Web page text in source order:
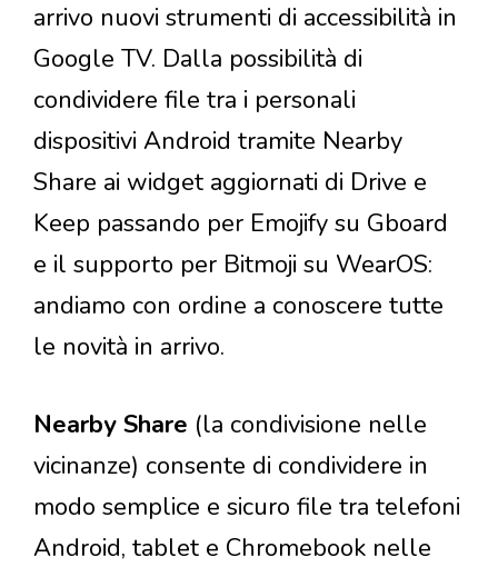
arrivo nuovi strumenti di accessibilità in
Google TV. Dalla possibilità di
condividere file tra i personali
dispositivi Android tramite Nearby
Share ai widget aggiornati di Drive e
Keep passando per Emojify su Gboard
e il supporto per Bitmoji su WearOS:
andiamo con ordine a conoscere tutte
le novità in arrivo.
Nearby Share (la condivisione nelle
vicinanze) consente di condividere in
modo semplice e sicuro file tra telefoni
Android, tablet e Chromebook nelle